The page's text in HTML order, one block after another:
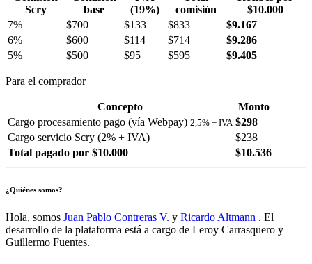
Scry
base
(19%)
comisión
$10.000
7%
$700 $133 $833
$9.167
6%
$600 $114 $714
$9.286
5%
$500 $95 $595 $9.405
Para el comprador
Concepto
Monto
Cargo procesamiento pago (vía Webpay) 2,5% + IVA $298
Cargo servicio Scry (2% + IVA)
$238
Total pagado por $10.000
$10.536
¿Quiénes somos?
Hola, somos Juan Pablo Contreras V. y Ricardo Altmann . El
desarrollo de la plataforma está a cargo de Leroy Carrasquero y
Guillermo Fuentes.